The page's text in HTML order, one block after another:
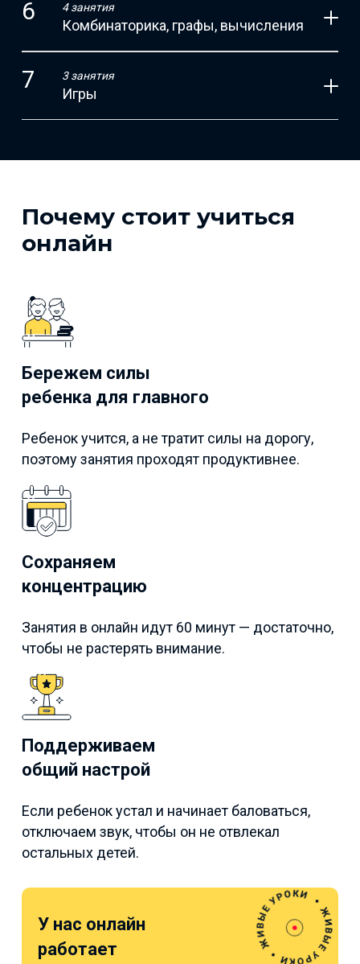
4 занятия
Комбинаторика, графы, вычисления
3 занятия
Игры
Почему стоит учиться
онлайн
Бережем силы
ребенка для главного
Ребенок учится, а не тратит силы на дорогу,
поэтому занятия проходят продуктивнее.
Сохраняем
концентрацию
Занятия в онлайн идут 60 минут — достаточно,
чтобы не растерять внимание.
Поддерживаем
общий настрой
Если ребенок устал и начинает баловаться,
отключаем звук, чтобы он не отвлекал
остальных детей.
У нас онлайн
работает